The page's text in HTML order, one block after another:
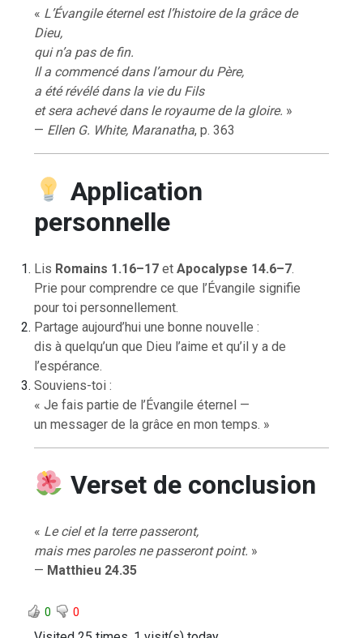
« L’Évangile éternel est l’histoire de la grâce de
Dieu,
qui n’a pas de fin.
Il a commencé dans l’amour du Père,
a été révélé dans la vie du Fils
et sera achevé dans le royaume de la gloire. »
— Ellen G. White, Maranatha, p. 363
Application
personnelle
Lis Romains 1.16–17 etApocalypse 14.6–7.
Prie pour comprendre ce que l’Évangile signifie
pour toi personnellement.
Partage aujourd’hui une bonne nouvelle :
dis à quelqu’un que Dieu l’aime et qu’il y a de
l’espérance.
Souviens-toi :
« Je fais partie de l’Évangile éternel —
un messager de la grâce en mon temps. »
Verset de conclusion
« Le ciel et la terre passeront,
mais mes paroles ne passeront point. »
— Matthieu 24.35
0 0